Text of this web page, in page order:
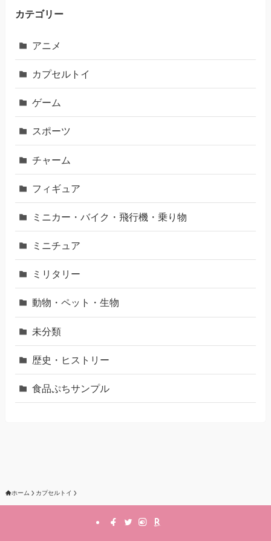
カテゴリー
アニメ
カプセルトイ
ゲーム
スポーツ
チャーム
フィギュア
ミニカー・バイク・飛行機・乗り物
ミニチュア
ミリタリー
動物・ペット・生物
未分類
歴史・ヒストリー
食品ぷちサンプル
ホーム カプセルトイ